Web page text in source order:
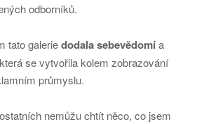
odborníků.
tato galeriedodala sebevědomía
se vytvořila kolem zobrazování
průmyslu.
nemůžu chtít něco, co jsem